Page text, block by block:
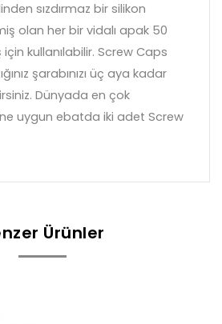
sızdırmaz bir silikon
olan her bir vidalı apak 50
kullanılabilir. Screw Caps
şarabınızı üç aya kadar
Dünyada en çok
uygun ebatda iki adet Screw
Ürünler